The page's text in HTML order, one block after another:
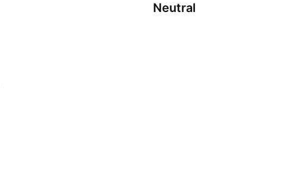
Neutral